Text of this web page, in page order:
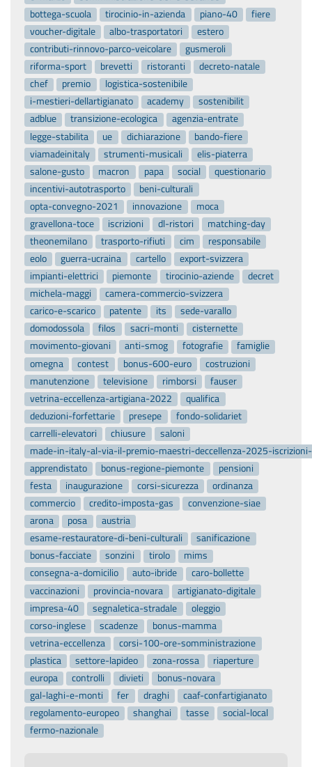
bottega-scuola
tirocinio-in-azienda piano-40
fiere
voucher-digitale
albo-trasportatori
estero
contributi-rinnovo-parco-veicolare
gusmeroli
riforma-sport
brevetti ristoranti
decreto-natale
chef
premio
logistica-sostenibile
i-mestieri-dellartigianato
academy
sostenibilit
adblue
transizione-ecologica
agenzia-entrate
legge-stabilita
ue dichiarazione
bando-fiere
viamadeinitaly
strumenti-musicali
elis-piaterra
salone-gusto
macron papa social
questionario
incentivi-autotrasporto
beni-culturali
opta-convegno-2021
innovazione
moca
gravellona-toce
iscrizioni dl-ristori
matching-day
theonemilano
trasporto-rifiuti cim
responsabile
eolo
guerra-ucraina cartello
export-svizzera
impianti-elettrici
piemonte tirocinio-aziende
decret
michela-maggi
camera-commercio-svizzera
carico-e-scarico
patente its
sede-varallo
domodossola
filos sacri-monti
cisternette
movimento-giovani
anti-smog fotografie
famiglie
omegna
contest bonus-600-euro
costruzioni
manutenzione
televisione rimborsi
fauser
vetrina-eccellenza-artigiana-2022
qualifica
deduzioni-forfettarie
presepe
fondo-solidariet
carrelli-elevatori
chiusure
saloni
made-in-italy-al-via-il-premio-maestri-deccellenza-2025-
apprendistato
bonus-regione-piemonte
pensioni
festa
inaugurazione corsi-sicurezza
ordinanza
commercio
credito-imposta-gas
convenzione-siae
arona
posa
austria
esame-restauratore-di-beni-culturali
sanificazione
bonus-facciate
sonzini tirolo
mims
consegna-a-domicilio
auto-ibride
caro-bollette
vaccinazioni
provincia-novara
artigianato-digitale
impresa-40
segnaletica-stradale
oleggio
corso-inglese
scadenze
bonus-mamma
vetrina-eccellenza
corsi-100-ore-somministrazione
plastica
settore-lapideo zona-rossa
riaperture
europa
controlli divieti
bonus-novara
gal-laghi-e-monti
fer draghi
caaf-confartigianato
regolamento-europeo
shanghai tasse
social-local
fermo-nazionale